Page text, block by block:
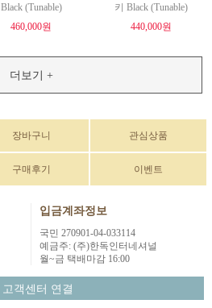
Black (Tunable)
460,000원
키 Black (Tunable)
440,000원
더보기 +
장바구니 관심상품
구매후기 이벤트
입금계좌정보
국민 270901-04-033114
예금주: (주)한독인터네셔널
월~금 택배마감 16:00
고객센터 연결